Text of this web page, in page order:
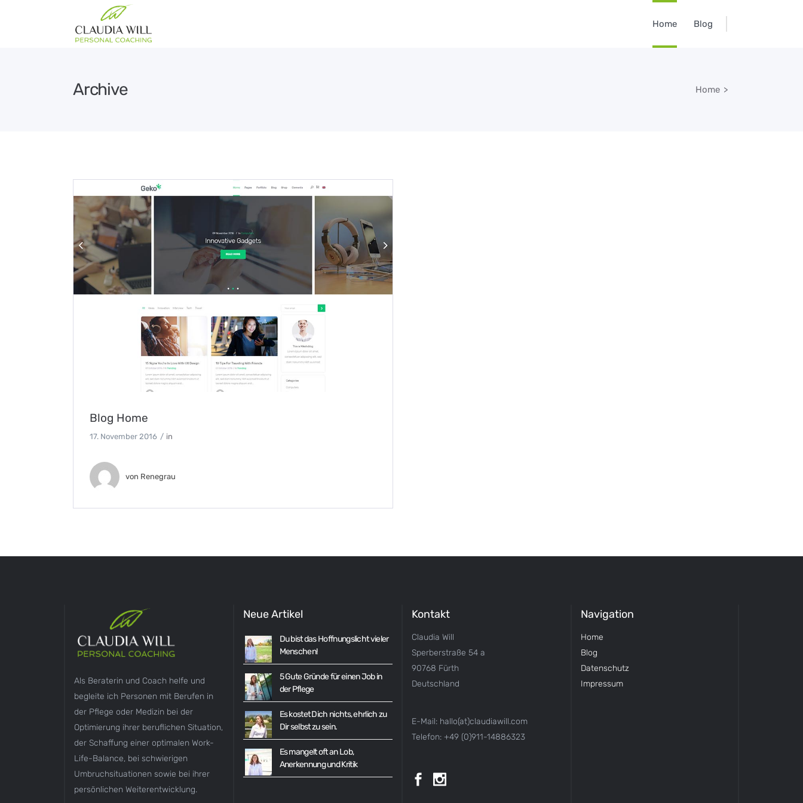
Home Blog
Archive Home >
Blog Home
17. November 2016 in
von Renegrau
Als Beraterin und Coach helfe und
begleite ich Personen mit Berufen in
der Pflege oder Medizin bei der
Optimierung ihrer beruflichen Situation,
der Schaffung einer optimalen Work-
Life-Balance, bei schwierigen
Umbruchsituationen sowie bei ihrer
persönlichen Weiterentwicklung.
Neue Artikel
Du bist das Hoffnungslicht vieler
Menschen!
5 Gute Gründe für einen Job in
der Pflege
Es kostet Dich nichts, ehrlich zu
Dir selbst zu sein.
Es mangelt oft an Lob,
Anerkennung und Kritik
Kontakt
Claudia Will
Sperberstraße 54 a
90768 Fürth
Deutschland
E-Mail: hallo(at)claudiawill.com
Telefon: +49 (0)911-14886323
Navigation
Home
Blog
Datenschutz
Impressum